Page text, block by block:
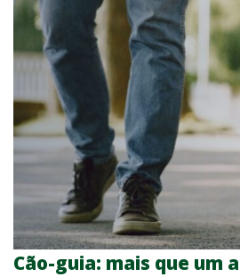
Cão-guia: mais que um